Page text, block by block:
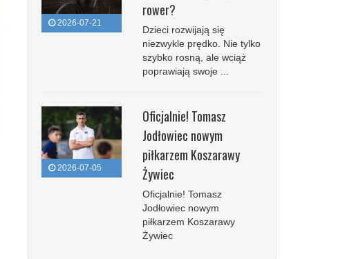
2026-07-21
rower?
Dzieci rozwijają się
niezwykle prędko. Nie tylko
szybko rosną, ale wciąż
poprawiają swoje ...
2026-07-05
Oficjalnie! Tomasz
Jodłowiec nowym
piłkarzem Koszarawy
Żywiec
Oficjalnie! Tomasz
Jodłowiec nowym
piłkarzem Koszarawy
Żywiec